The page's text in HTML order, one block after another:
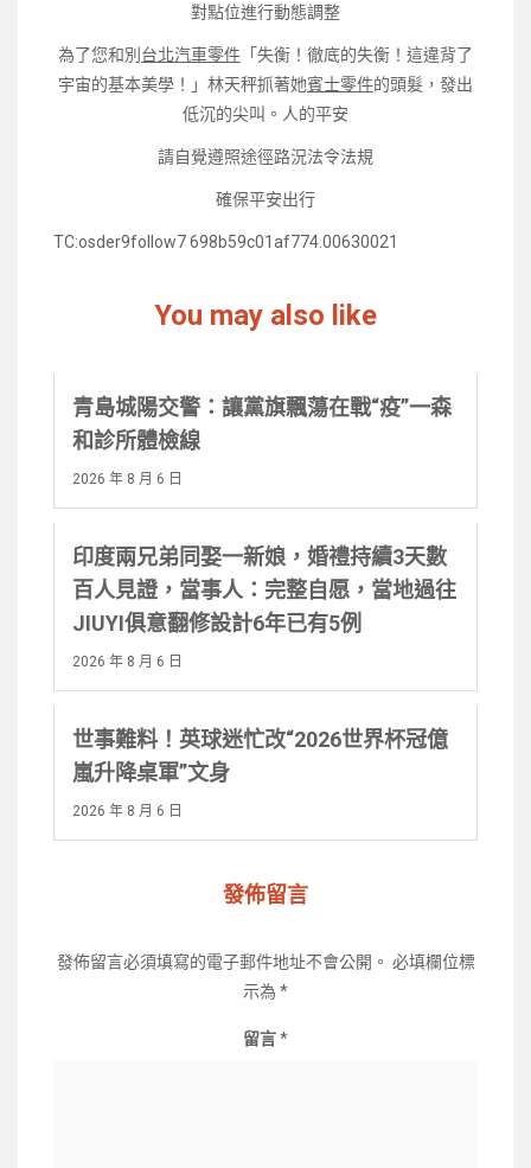
對點位進行動態調整
為了您和別 台北汽車零件 「失衡！徹底的失衡！這違背了
宇宙的基本美學！」林天秤抓著她賓士零件的頭髮，發出
低沉的尖叫。人的平安
請自覺遵照途徑路況法令法規
確保平安出行
TC:osder9follow7 698b59c01af774.00630021
You may also like
青島城陽交警：讓黨旗飄蕩在戰“疫”一森
和診所體檢線
2026 年 8 月 6 日
印度兩兄弟同娶一新娘，婚禮持續3天數
百人見證，當事人：完整自愿，當地過往
JIUYI俱意翻修設計6年已有5例
2026 年 8 月 6 日
世事難料！英球迷忙改“2026世界杯冠億
嵐升降桌軍”文身
2026 年 8 月 6 日
發佈留言
發佈留言必須填寫的電子郵件地址不會公開。 必填欄位標
示為 *
留言*